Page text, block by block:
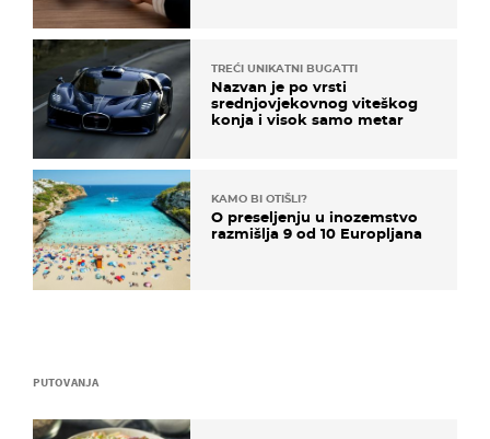
PUTOVANJA
TREĆI UNIKATNI BUGATTI
Nazvan je po vrsti
srednjovjekovnog viteškog
konja i visok samo metar
KAMO BI OTIŠLI?
O preseljenju u inozemstvo
razmišlja 9 od 10 Europljana